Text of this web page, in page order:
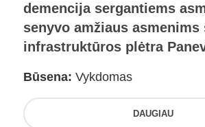
demencija sergantiems
senyvo amžiaus asmenims
infrastruktūros plėtra
Būsena: Vykdomas
DAUGIAU